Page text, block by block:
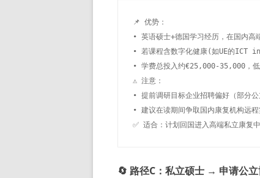
📌 优势：
• 英语硕士+德国学习经历，在国内高
• 若课程含数字化健康(如UE的ICT
• 学费总投入约€25,000-35,000，低
⚠️ 注意：
• 提前调研目标企业招聘偏好（部分公
• 建议在读期间争取国内康复机构远
✅ 适合：计划回国进入高端私立康复
🔄 路径C：私立硕士 → 申请公